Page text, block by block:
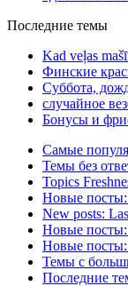
Последние темы
Kad veļas
Финские
Суббота,
случайное
Бонусы и
Самые
Темы без
Topics
Новые
New posts:
Новые
Новые
Темы с
Последние